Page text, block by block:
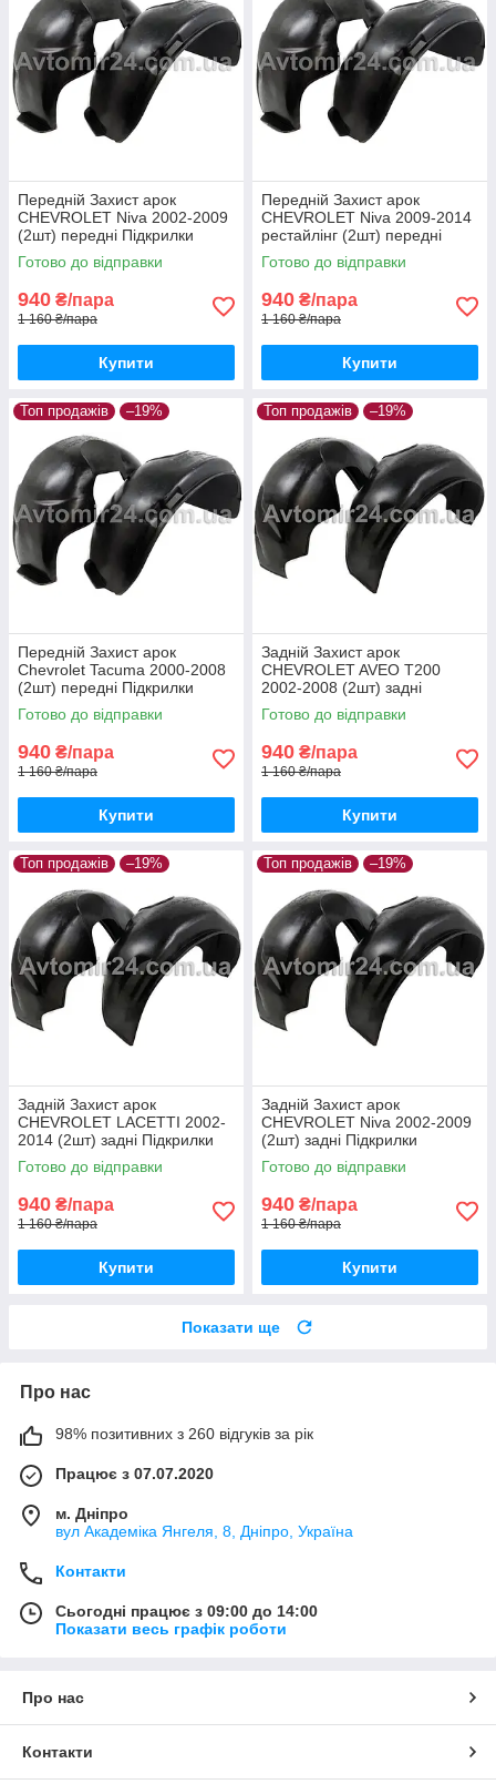
Передній Захист арок
CHEVROLET Niva 2002-2009
(2шт) передні Підкрилки
Шевроле Нива пара передніх
Готово до відправки
940 ₴/пара
1 160 ₴/пара
Купити
Передній Захист арок
CHEVROLET Niva 2009-2014
рестайлінг (2шт) передні
Підкрилки Шевроле Нива
рестайлінг пара передніх
Готово до відправки
940 ₴/пара
1 160 ₴/пара
Купити
Топ продажів –19%
Передній Захист арок
Chevrolet Tacuma 2000-2008
(2шт) передні Підкрилки
Шевроле Такума пара
передніх
Готово до відправки
940 ₴/пара
1 160 ₴/пара
Купити
Топ продажів –19%
Задній Захист арок
CHEVROLET AVEO Т200
2002-2008 (2шт) задні
Підкрилки Шевроле Авео
т200 пара задніх
Готово до відправки
940 ₴/пара
1 160 ₴/пара
Купити
Топ продажів –19%
Задній Захист арок
CHEVROLET LACETTI 2002-
2014 (2шт) задні Підкрилки
Шевроле Лачетті пара задніх
Готово до відправки
940 ₴/пара
1 160 ₴/пара
Купити
Топ продажів –19%
Задній Захист арок
CHEVROLET Niva 2002-2009
(2шт) задні Підкрилки
Шевроле Нива пара задніх
Готово до відправки
940 ₴/пара
1 160 ₴/пара
Купити
Показати ще
Про нас
98% позитивних з 260 відгуків за рік
Працює з 07.07.2020
м. Дніпро
вул Академіка Янгеля, 8, Дніпро, Україна
Контакти
Сьогодні працює з 09:00 до 14:00
Показати весь графік роботи
Про нас
Контакти